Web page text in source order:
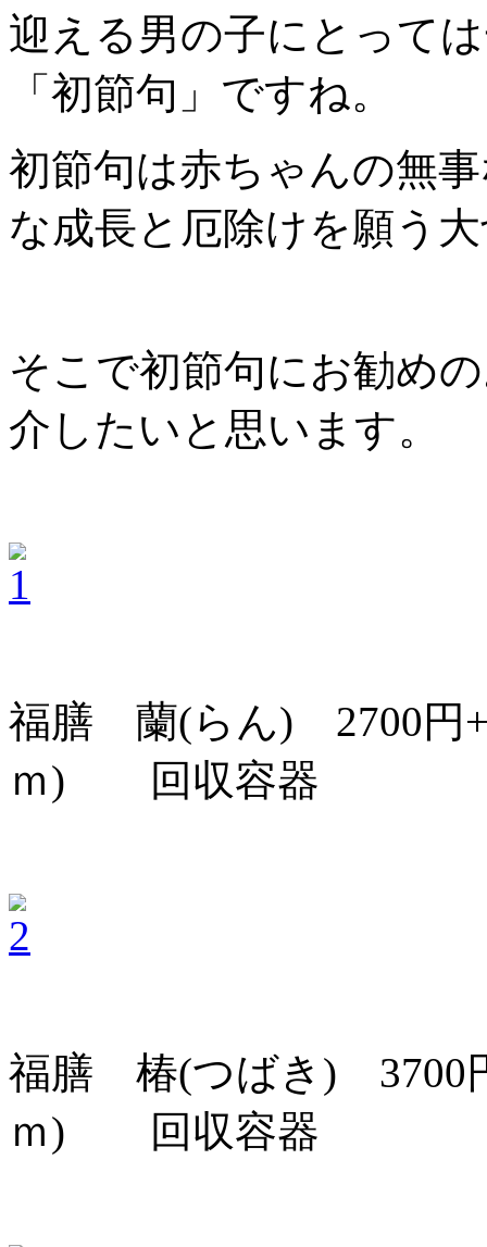
迎える男の子にとって
「初節句」ですね。
初節句は赤ちゃんの無
な成長と厄除けを願う
そこで初節句にお勧め
介したいと思います。
福膳 蘭(らん) 2700円
ｍ) 回収容器
福膳 椿(つばき) 3700
ｍ) 回収容器